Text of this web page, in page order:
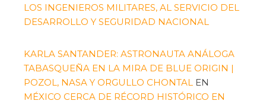
LOS INGENIEROS MILITARES, AL SERVICIO DEL
DESARROLLO Y SEGURIDAD NACIONAL
KARLA SANTANDER: ASTRONAUTA ANÁLOGA
TABASQUEÑA EN LA MIRA DE BLUE ORIGIN |
POZOL, NASA Y ORGULLO CHONTAL EN
MÉXICO CERCA DE RÉCORD HISTÓRICO EN